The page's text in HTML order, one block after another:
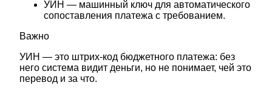
УИН — машинный ключ для автоматического
сопоставления платежа с требованием.
Важно
УИН — это штрих-код бюджетного платежа: без
него система видит деньги, но не понимает, чей это
перевод и за что.